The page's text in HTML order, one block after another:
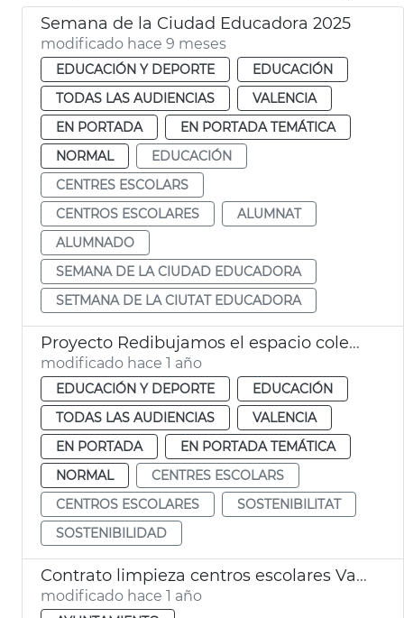
Semana de la Ciudad Educadora 2025
modificado hace 9 meses
EDUCACIÓN Y DEPORTE
EDUCACIÓN
TODAS LAS AUDIENCIAS
VALENCIA
EN PORTADA
EN PORTADA TEMÁTICA
NORMAL
EDUCACIÓN
CENTRES ESCOLARS
CENTROS ESCOLARES
ALUMNAT
ALUMNADO
SEMANA DE LA CIUDAD EDUCADORA
SETMANA DE LA CIUTAT EDUCADORA
Proyecto Redibujamos el espacio colegios València
modificado hace 1 año
EDUCACIÓN Y DEPORTE
EDUCACIÓN
TODAS LAS AUDIENCIAS
VALENCIA
EN PORTADA
EN PORTADA TEMÁTICA
NORMAL
CENTRES ESCOLARS
CENTROS ESCOLARES
SOSTENIBILITAT
SOSTENIBILIDAD
Contrato limpieza centros escolares València
modificado hace 1 año